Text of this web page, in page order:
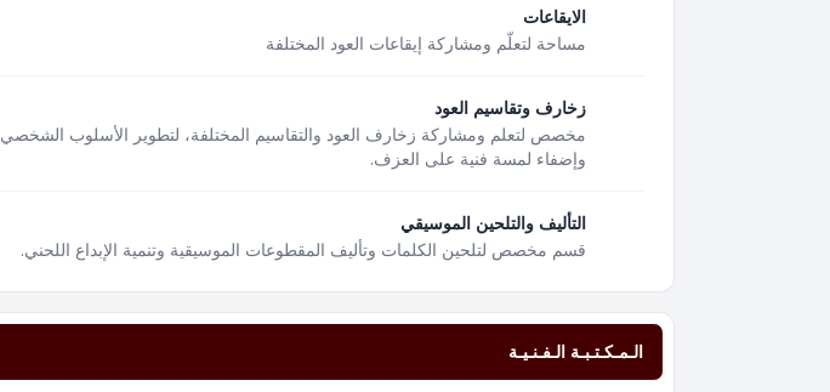
الايقاعات
مساحة لتعلّم ومشاركة إيقاعات العود المختلفة
زخارف وتقاسيم العود
مخصص لتعلم ومشاركة زخارف العود والتقاسيم المختلفة، لتطوير الأسلوب الشخصي
وإضفاء لمسة فنية على العزف.
التأليف والتلحين الموسيقي
قسم مخصص لتلحين الكلمات وتأليف المقطوعات الموسيقية وتنمية الإبداع اللحني.
الـمـكـتـبـة الـفـنـيـة